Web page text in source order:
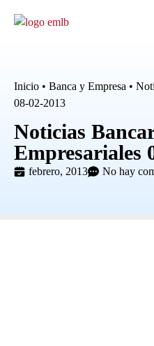
Inicio • Banca y Empresa •
08-02-2013
Noticias
Empresariales
febrero, 2013 No hay